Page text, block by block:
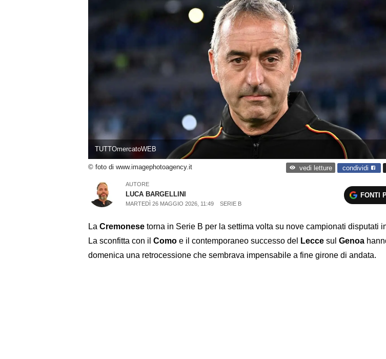
TUTTOmercatoWEB
© foto di www.imagephotoagency.it vedi letture condividi
AUTORE
LUCA BARGELLINI
MARTEDÌ 26 MAGGIO 2026, 11:49 SERIE B
FONTI
La Cremonese torna in Serie B per la settima volta su nove campionati disputati
La sconfitta con il Como e il contemporaneo successo del Lecce sul Genoa
domenica una retrocessione che sembrava impensabile a fine girone di andata.